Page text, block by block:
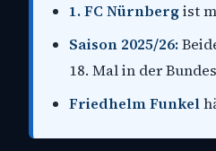
1. FC Nürnbergist
Saison 2025/26:
18. Mal in der
Friedhelm Funkel